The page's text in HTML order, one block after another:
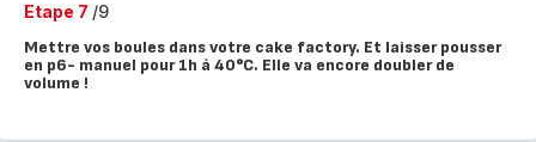
Etape 7 /9
Mettre vos boules dans votre cake factory. Et laisser pousser
en p6- manuel pour 1h à 40°C. Elle va encore doubler de
volume !